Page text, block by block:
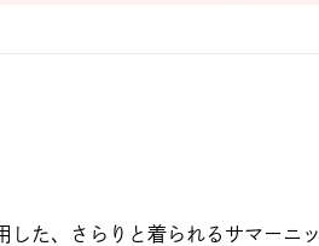
した、さらりと着られるサマーニッ